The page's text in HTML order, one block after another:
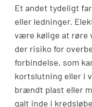
Et andet tydeligt
eller ledninger.
være kølige at røre
der risiko for
forbindelse, som
kortslutning eller i
brændt plast eller
galt inde i